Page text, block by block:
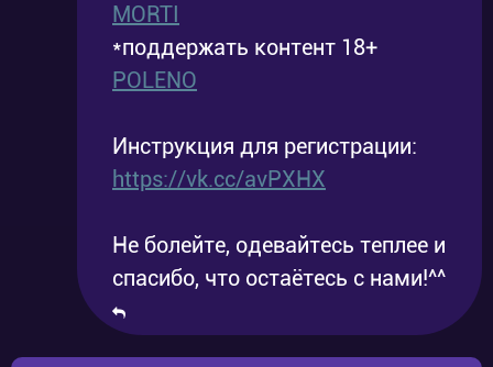
MORTI
*поддержать контент 18+
POLENO
Инструкция для регистрации:
https://vk.cc/avPXHX
Не болейте, одевайтесь теплее и
спасибо, что остаётесь с нами!^^